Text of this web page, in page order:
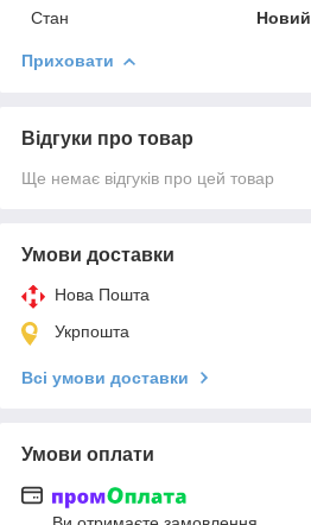
Стан
Новий
Приховати
Відгуки про товар
Ще немає відгуків про цей товар
Умови доставки
Нова Пошта
Укрпошта
Всі умови доставки
Умови оплати